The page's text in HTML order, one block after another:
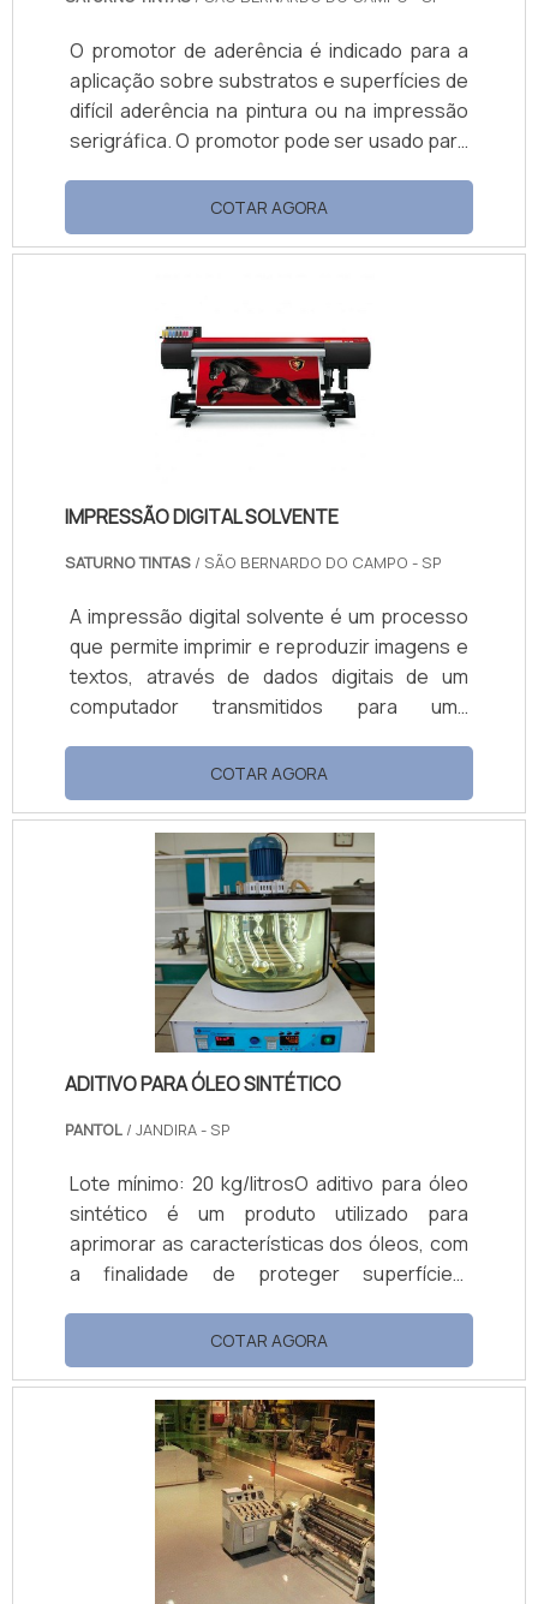
O promotor de aderência é indicado para a
aplicação sobre substratos e superfícies de
difícil aderência na pintura ou na impressão
serigráfica. O promotor pode ser usado para
diversas superfícies, tais como: Polietileno;
Polipropileno; ABS; Blendas de PET/PBT;
Concreto; Madeira; Vidro; Metal e chapas
fácil aplicação.Como utilizar o produto Para
utilizar o produto, basta agitar a embalagem,
embebedar uma estopa com o .
COTAR AGORA
IMPRESSÃO DIGITAL SOLVENTE
SATURNO TINTAS / SÃO BERNARDO DO CAMPO - SP
A impressão digital solvente é um processo
que permite imprimir e reproduzir imagens e
textos, através de dados digitais de um
computador transmitidos para uma
coisa, dependendo do equipamento e dos
materiais utilizados.Linha digital ECO
Solvente (Odorless); MILD Solvente; Digital
UV; Digital UV LED; Sublimática (Base água);
Produtos Auxiliares da Linha, como: lacas,
vernizes, solventes de limpeza, promotor de
aderência, etc.;Exemplos do que são
substrato.
COTAR AGORA
ADITIVO PARA ÓLEO SINTÉTICO
PANTOL / JANDIRA - SP
Lote mínimo: 20 kg/litrosO aditivo para óleo
sintético é um produto utilizado para
aprimorar as características dos óleos, com
a finalidade de proteger superfícies,
setores da indústria. Cada aditivo sintético
possui uma formulação própria para a
aplicação em conjunto com o óleo, dessa
forma, ambos podem atuar na proteção do
equipamento ou peça contra corrosão, no
desgaste, na prevenção de peças sob
pressão, com aromatizantes, melhoradores
de viscosidade, anti.
COTAR AGORA